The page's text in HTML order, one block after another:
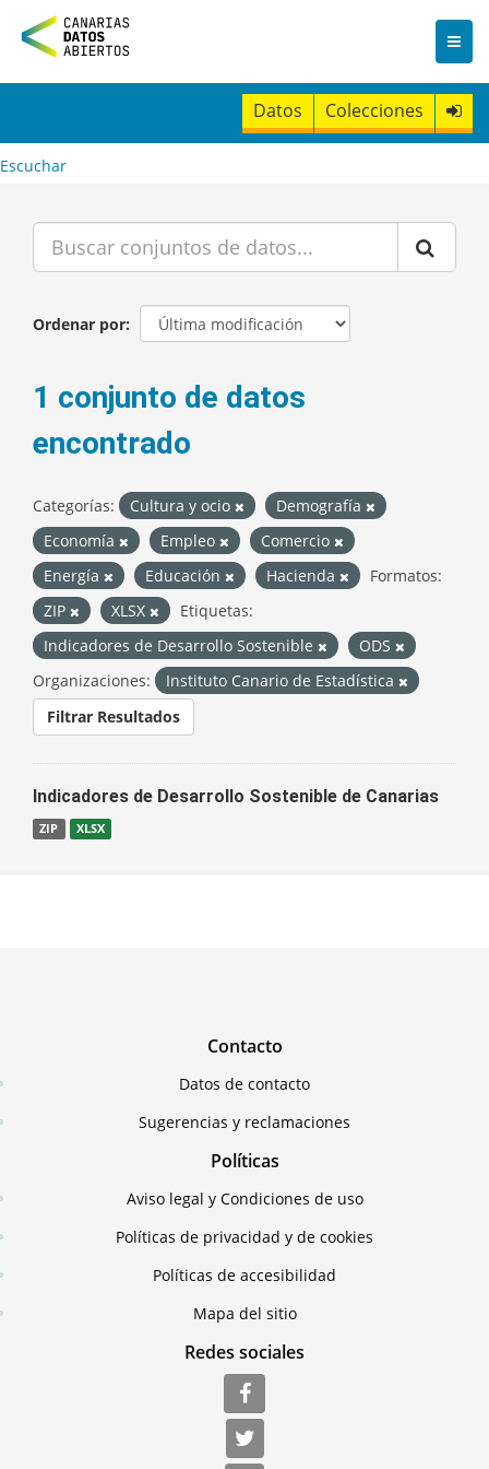
n
t
Datos Colecciones
Escuchar
Ordenar por
1 conjunto de datos
encontrado
Categorías: Cultura y ocio
Demografía
Economía
Empleo
Comercio
Energía
Educación Hacienda
Formatos:
ZIP
XLSX
Etiquetas:
Indicadores de Desarrollo Sostenible
ODS
Organizaciones:
Instituto Canario de Estadística
Filtrar Resultados
Indicadores de Desarrollo Sostenible de Canarias
ZIP XLSX
Contacto
Datos de contacto
Sugerencias y reclamaciones
Políticas
Aviso legal y Condiciones de uso
Políticas de privacidad y de cookies
Políticas de accesibilidad
Mapa del sitio
Redes sociales